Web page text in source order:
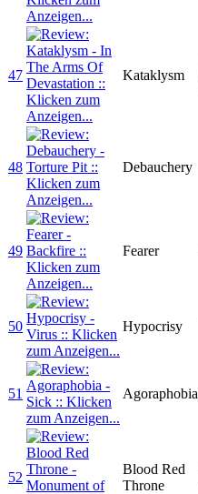
47 Kataklysm
48 Debauchery
49 Fearer
50 Hypocrisy
51 Agoraphobia
52
Blood Red
Throne